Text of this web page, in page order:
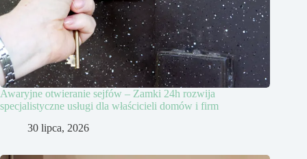
Awaryjne otwieranie sejfów – Zamki 24h rozwija
specjalistyczne usługi dla właścicieli domów i firm
30 lipca, 2026